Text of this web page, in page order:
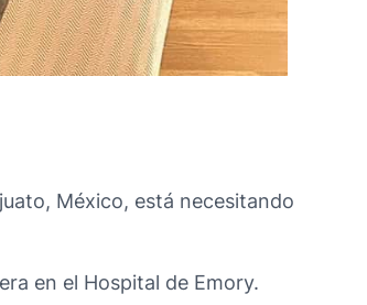
México, está necesitando
en el Hospital de Emory.